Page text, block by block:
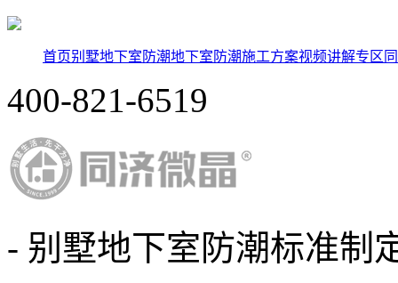
首页别墅地下室防潮地下室防潮施工方案视频讲解专区
400-821-6519
- 别墅地下室防潮标准制